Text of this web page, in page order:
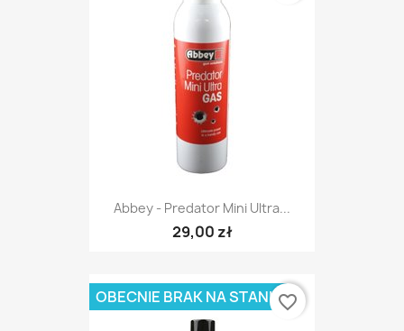
Abbey - Predator Mini Ultra...
29,00 zł
OBECNIE BRAK NA STANIEfavorite_border